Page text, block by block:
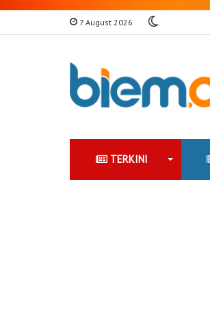
7 August 2026
TERKINI